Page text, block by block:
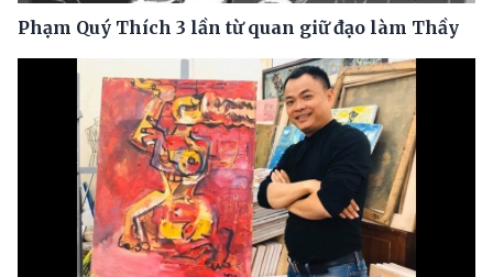
Phạm Quý Thích 3 lần từ quan giữ đạo làm Thầy